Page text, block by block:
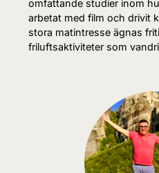
omfattande studier inom
arbetat med film och drivit
stora matintresse ägnas
friluftsaktiviteter som